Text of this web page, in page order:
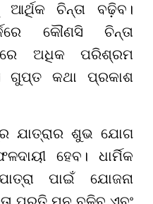
ଚିନ୍ତା ବଢ଼ିବ।
କୌଣସି ଚିନ୍ତା
ଅଧିକ ପରିଶ୍ରମ
ଗୁପ୍ତ କଥା ପ୍ରକାଶ
ଯାତ୍ରାର ଶୁଭ ଯୋଗ
ହେବ। ଧାର୍ମିକ
ପାଇଁ ଯୋଜନା
ପ୍ରତି ମନ ବଳିବ ଏବଂ